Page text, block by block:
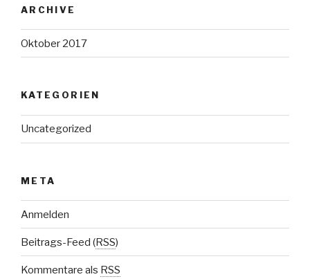
ARCHIVE
Oktober 2017
KATEGORIEN
Uncategorized
META
Anmelden
Beitrags-Feed (RSS)
Kommentare als RSS